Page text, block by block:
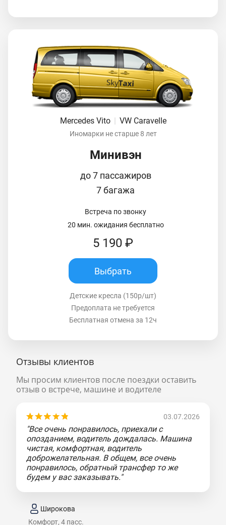
Mercedes Vito VW Caravelle
Иномарки не старше 8 лет
Минивэн
до 7 пассажиров
7 багажа
Встреча по звонку
20 мин. ожидания бесплатно
5 190 ₽
Выбрать
Детские кресла (150р/шт)
Предоплата не требуется
Бесплатная отмена за 12ч
Отзывы клиентов
Мы просим клиентов после поездки оставить
отзыв о встрече, машине и водителе
03.07.2026
"Все очень понравилось, приехали с
опозданием, водитель дождалась. Машина
чистая, комфортная, водитель
доброжелательная. В общем, все очень
понравилось, обратный трансфер то же
будем у вас заказывать."
Широкова
Комфорт, 4 пасс.